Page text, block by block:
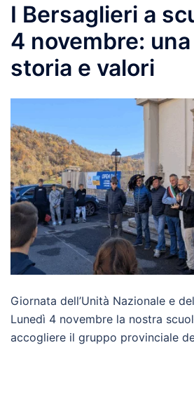
I Bersaglieri a
4 novembre:
storia e valori
Giornata dell’Unità Nazionale e
Lunedì 4 novembre la nostra
accogliere il gruppo provinciale